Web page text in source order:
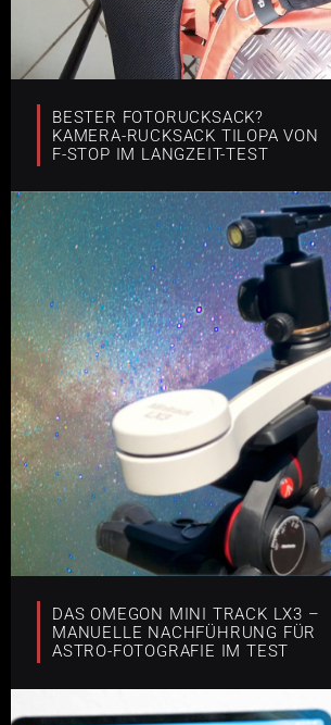
BESTER FOTORUCKSACK?
KAMERA-RUCKSACK TILOPA VON
F-STOP IM LANGZEIT-TEST
DAS OMEGON MINI TRACK LX3 –
MANUELLE NACHFÜHRUNG FÜR
ASTRO-FOTOGRAFIE IM TEST